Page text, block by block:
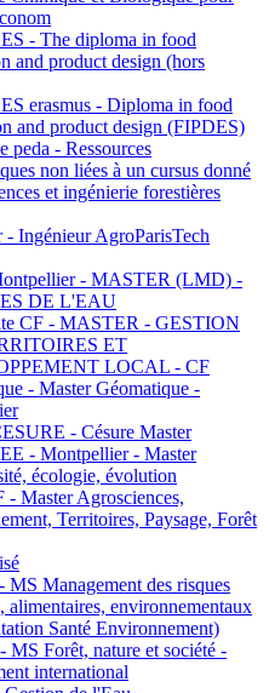
- The diploma in food
and product design (hors
erasmus - Diploma in food
and product design (FIPDES)
peda - Ressources
non liées à un cursus donné
et ingénierie forestières
- Ingénieur AgroParisTech
- MASTER (LMD) -
DE L'EAU
CF - MASTER - GESTION
ET
LOCAL - CF
- Master Géomatique -
- Césure Master
- Montpellier - Master
écologie, évolution
Master Agrosciences,
Territoires, Paysage, Forêt
MS Management des risques
alimentaires, environnementaux
Santé Environnement)
MS Forêt, nature et société -
international